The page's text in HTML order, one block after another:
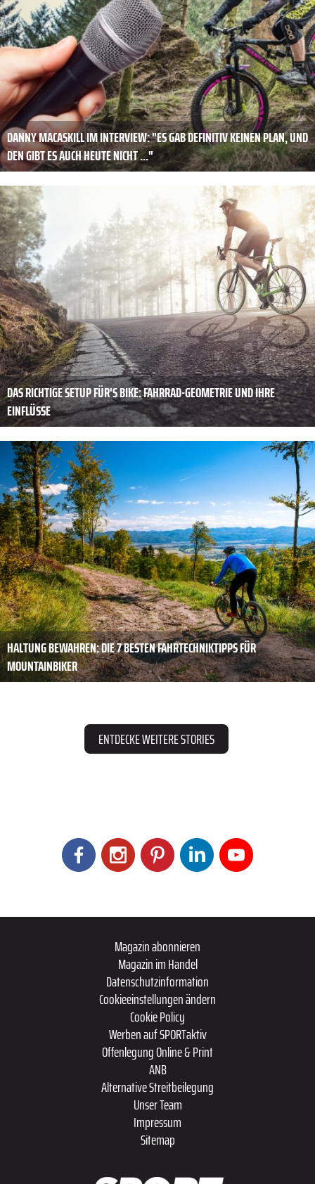
DANNY MACASKILL IM INTERVIEW: "ES GAB DEFINITIV KEINEN PLAN, UND
DEN GIBT ES AUCH HEUTE NICHT ..."
DAS RICHTIGE SETUP FÜR'S BIKE: FAHRRAD-GEOMETRIE UND IHRE
EINFLÜSSE
HALTUNG BEWAHREN: DIE 7 BESTEN FAHRTECHNIKTIPPS FÜR
MOUNTAINBIKER
ENTDECKE WEITERE STORIES
Magazin abonnieren
Magazin im Handel
Datenschutzinformation
Cookieeinstellungen ändern
Cookie Policy
Werben auf SPORTaktiv
Offenlegung Online & Print
ANB
Alternative Streitbeilegung
Unser Team
Impressum
Sitemap